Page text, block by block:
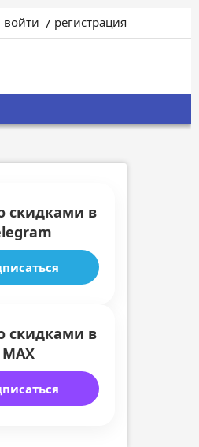
войти регистрация
скидками в
скидками в
MAX